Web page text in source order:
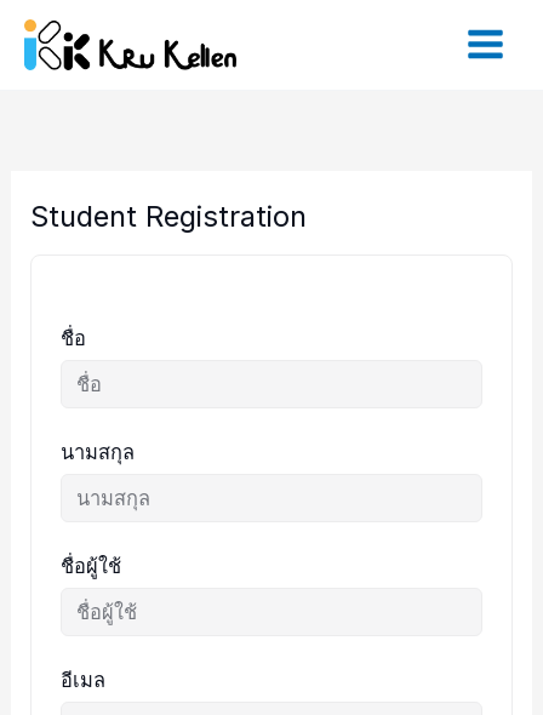
Skip
content
Student Registration
ชื่อ
นามสกุล
ชื่อผู้ใช้
อีเมล